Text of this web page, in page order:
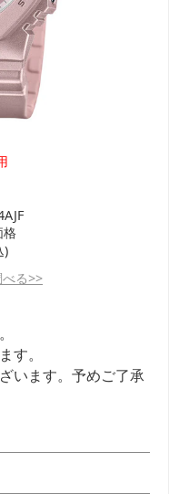
格
)
る>>
す。
います。予めご了承